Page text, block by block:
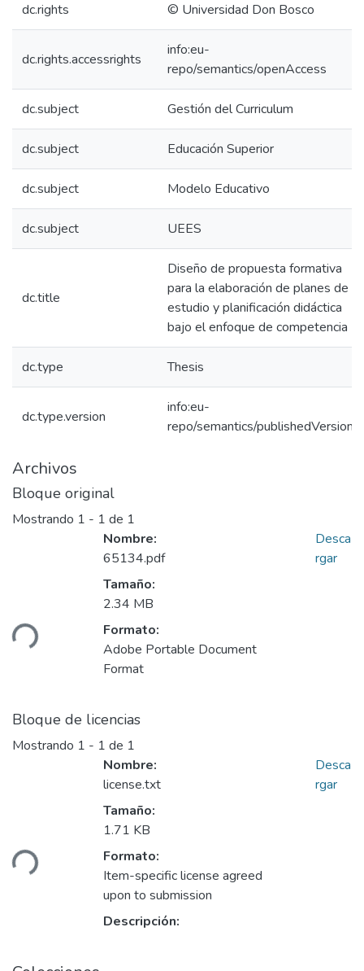
dc.rights © Universidad Don Bosco
dc.rights.accessrights
info:eu-
repo/semantics/openAccess
dc.subject Gestión del Curriculum
dc.subject Educación Superior
dc.subject Modelo Educativo
dc.subject UEES
dc.title
Diseño de propuesta formativa
para la elaboración de planes de
estudio y planificación didáctica
bajo el enfoque de competencia
dc.type Thesis
dc.type.version
info:eu-
repo/semantics/publishedVersion
Archivos
Bloque original
Mostrando 1 - 1 de 1
Nombre:
65134.pdf
Tamaño:
2.34 MB
Formato:
Adobe Portable Document
Format
Desca
rgar
Bloque de licencias
Mostrando 1 - 1 de 1
Nombre:
license.txt
Tamaño:
1.71 KB
Formato:
Item-specific license agreed
upon to submission
Descripción:
Desca
rgar